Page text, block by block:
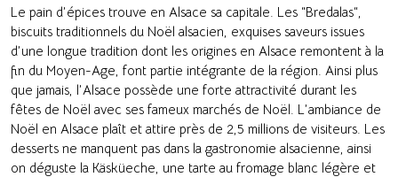
Le pain d’épices trouve en Alsace sa capitale. Les “Bredalas“,
biscuits traditionnels du Noël alsacien, exquises saveurs issues
d’une longue tradition dont les origines en Alsace remontent à la
fin du Moyen-Age, font partie intégrante de la région. Ainsi plus
que jamais, l’Alsace possède une forte attractivité durant les
fêtes de Noël avec ses fameux marchés de Noël. L’ambiance de
Noël en Alsace plaît et attire près de 2,5 millions de visiteurs. Les
desserts ne manquent pas dans la gastronomie alsacienne, ainsi
on déguste la Käsküeche, une tarte au fromage blanc légère et